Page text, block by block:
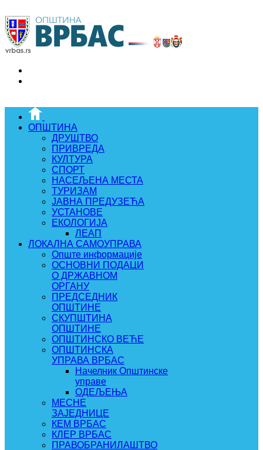
ОПШТИНА
ДРУШТВО
ПРИВРЕДА
КУЛТУРА
СПОРТ
НАСЕЉЕНА МЕСТА
ТУРИЗАМ
ЈАВНА ПРЕДУЗЕЋА
УСТАНОВЕ
ЕКОЛОГИЈА
ЛЕАП
ЛОКАЛНА САМОУПРАВА
Опште информације
ОСНОВНИ ПОДАЦИ
О ДРЖАВНОМ
ОРГАНУ
ПРЕДСЕДНИК
ОПШТИНЕ
СКУПШТИНА
ОПШТИНЕ
ОПШТИНСКО ВЕЋЕ
ОПШТИНСКА
УПРАВА ВРБАС
Начелник Општинске
управе
ОДЕЉЕЊА
МЕСНЕ
ЗАЈЕДНИЦЕ
КЕМ ВРБАС
КЛЕР ВРБАС
ПРАВОБРАНИЛАШТВО